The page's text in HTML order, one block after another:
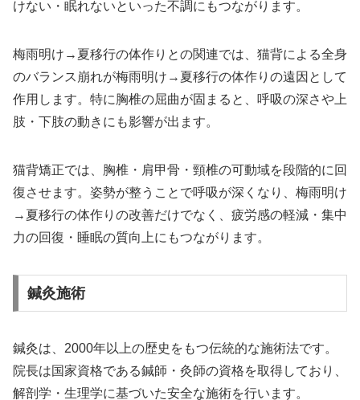
けない・眠れないといった不調にもつながります。
梅雨明け→夏移行の体作りとの関連では、猫背による全身
のバランス崩れが梅雨明け→夏移行の体作りの遠因として
作用します。特に胸椎の屈曲が固まると、呼吸の深さや上
肢・下肢の動きにも影響が出ます。
猫背矯正では、胸椎・肩甲骨・頸椎の可動域を段階的に回
復させます。姿勢が整うことで呼吸が深くなり、梅雨明け
→夏移行の体作りの改善だけでなく、疲労感の軽減・集中
力の回復・睡眠の質向上にもつながります。
鍼灸施術
鍼灸は、2000年以上の歴史をもつ伝統的な施術法です。
院長は国家資格である鍼師・灸師の資格を取得しており、
解剖学・生理学に基づいた安全な施術を行います。